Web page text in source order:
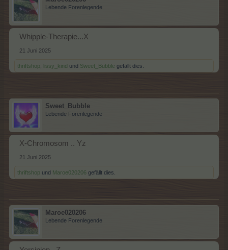
Lebende Forenlegende
Whipple-Therapie...X
21 Juni 2025
thriftshop lissy_kind und Sweet_Bubble gefällt dies.
Sweet_Bubble
Lebende Forenlegende
X-Chromosom .. Yz
21 Juni 2025
thriftshop und Maroe020206 gefällt dies.
Maroe020206
Lebende Forenlegende